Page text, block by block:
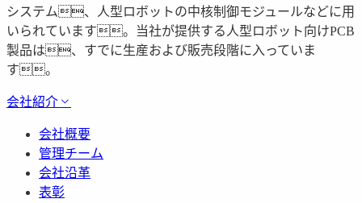
システム、人型ロボットの中核制御モジュールなどに用
いられています。当社が提供する人型ロボット向けPCB
製品は、すでに生産および販売段階に入っていま
す。
会社紹介
会社概要
管理チーム
会社沿革
表彰